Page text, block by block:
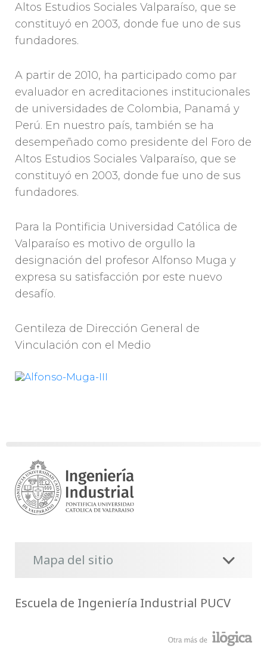
Altos Estudios Sociales Valparaíso, que se
constituyó en 2003, donde fue uno de sus
fundadores.
A partir de 2010, ha participado como par
evaluador en acreditaciones institucionales
de universidades de Colombia, Panamá y
Perú. En nuestro país, también se ha
desempeñado como presidente del Foro de
Altos Estudios Sociales Valparaíso, que se
constituyó en 2003, donde fue uno de sus
fundadores.
Para la Pontificia Universidad Católica de
Valparaíso es motivo de orgullo la
designación del profesor Alfonso Muga y
expresa su satisfacción por este nuevo
desafío.
Gentileza de Dirección General de
Vinculación con el Medio
Mapa del sitio
Escuela de Ingeniería Industrial PUCV